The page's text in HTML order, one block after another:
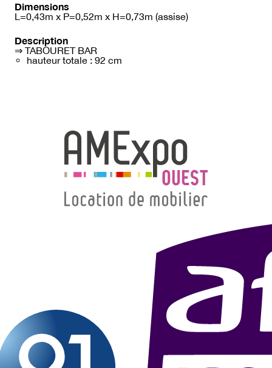
Dimensions
L=0,43m x P=0,52m x H=0,73m (assise)
Description
⇒ TABOURET BAR
hauteur totale : 92 cm